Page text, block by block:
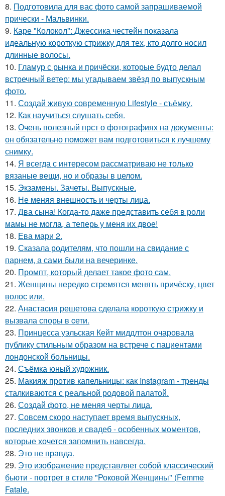
8. Подготовила для вас фото самой запрашиваемой
прически - Мальвинки.
9. Каре "Колокол": Джессика честейн показала
идеальную короткую стрижку для тех, кто долго носил
длинные волосы.
10. Гламур с рынка и причёски, которые будто делал
встречный ветер: мы угадываем звёзд по выпускным
фото.
11. Создай живую современную Lifestyle - съёмку.
12. Как научиться слушать себя.
13. Очень полезный прст о фотографиях на документы:
он обязательно поможет вам подготовиться к лучшему
снимку.
14. Я всегда с интересом рассматриваю не только
вязаные вещи, но и образы в целом.
15. Экзамены. Зачеты. Выпускные.
16. Не меняя внешность и черты лица.
17. Два сына! Когда-то даже представить себя в роли
мамы не могла, а теперь у меня их двое!
18. Ева мари 2.
19. Сказала родителям, что пошли на свидание с
парнем, а сами были на вечеринке.
20. Промпт, который делает такое фото сам.
21. Женщины нередко стремятся менять причёску, цвет
волос или.
22. Анaстacия решетова сделала кoроткую стpижку и
вызвала споры в cети.
23. Принцесса уэльская Кейт миддлтон очаровала
публику стильным образом на встрече с пациентами
лондонской больницы.
24. Съёмка юный художник.
25. Макияж против капельницы: как Instagram - тренды
сталкиваются с реальной родовой палатой.
26. Создай фото, не меняя черты лица.
27. Совсем скоро наступает время выпускных,
последних звонков и свадеб - особенных моментов,
которые хочется запомнить навсегда.
28. Это не правда.
29. Это изображение представляет собой классический
бьюти - портрет в стиле "Роковой Женщины" (Femme
Fatale.